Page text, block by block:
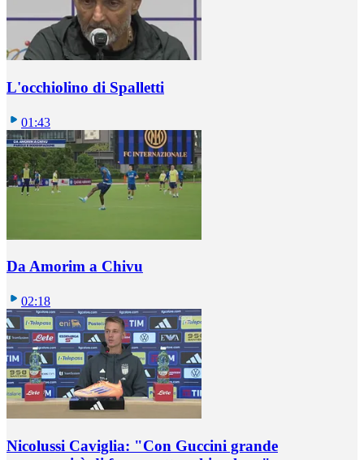
L'occhiolino di Spalletti
01:43
Da Amorim a Chivu
02:18
Nicolussi Caviglia: "Con Guccini grande